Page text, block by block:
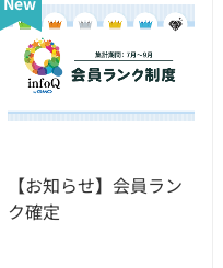
【お知らせ】会員ラン
ク確定